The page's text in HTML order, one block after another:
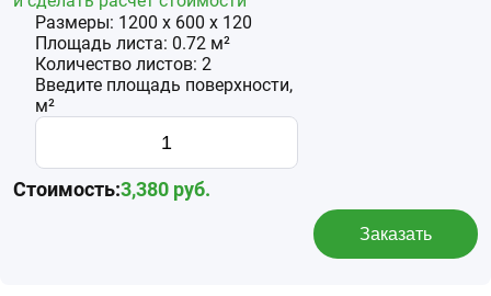
Размеры: 1200 x 600 x 120
Площадь листа: 0.72 м²
Количество листов: 2
Введите площадь поверхности,
м²
Стоимость:3,380 руб.
Заказать